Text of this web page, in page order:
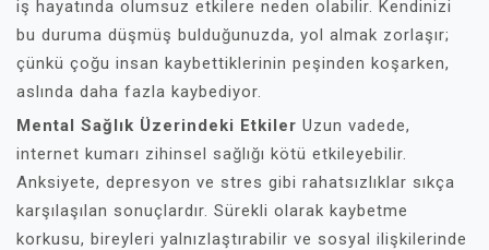
iş hayatında olumsuz etkilere neden olabilir. Kendinizi
bu duruma düşmüş bulduğunuzda, yol almak zorlaşır;
çünkü çoğu insan kaybettiklerinin peşinden koşarken,
aslında daha fazla kaybediyor.
Mental Sağlık Üzerindeki Etkiler Uzun vadede,
internet kumarı zihinsel sağlığı kötü etkileyebilir.
Anksiyete, depresyon ve stres gibi rahatsızlıklar sıkça
karşılaşılan sonuçlardır. Sürekli olarak kaybetme
korkusu, bireyleri yalnızlaştırabilir ve sosyal ilişkilerinde